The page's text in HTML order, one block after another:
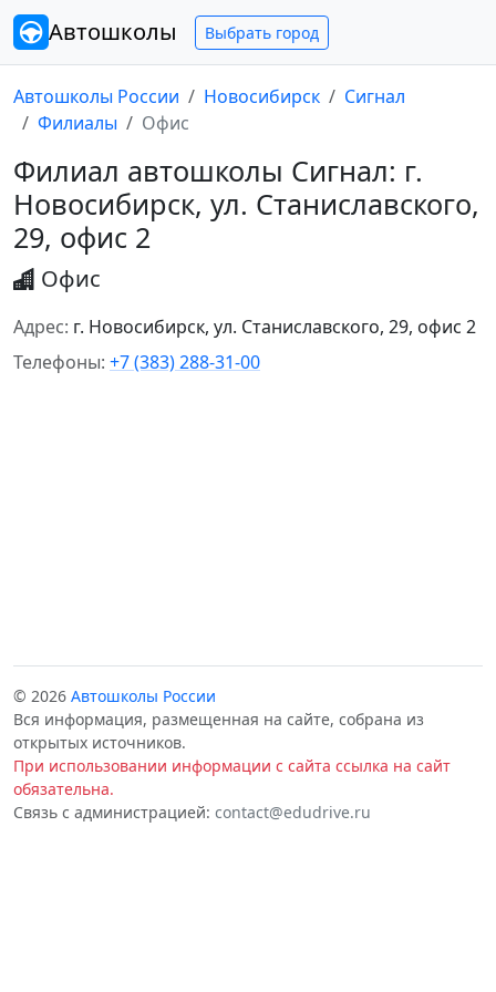
Автошколы Выбрать город
Автошколы России Новосибирск
Сигнал
Филиалы
Офис
Филиал автошколы Сигнал: г.
Новосибирск, ул. Станиславского,
29, офис 2
Офис
Адрес: г. Новосибирск, ул. Станиславского, 29, офис 2
Телефоны: +7 (383) 288-31-00
© 2026 Автошколы России
Вся информация, размещенная на сайте, собрана из
открытых источников.
При использовании информации с сайта ссылка на сайт
обязательна.
Связь с администрацией: contact@edudrive.ru